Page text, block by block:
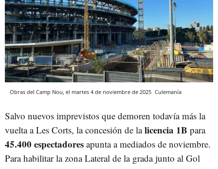
Obras del Camp Nou, el martes 4 de noviembre de 2025 Culemanía
Salvo nuevos imprevistos que demoren todavía más la
vuelta a Les Corts, la concesión de lalicencia 1B para
45.400 espectadores apunta a mediados de noviembre.
Para habilitar la zona Lateral de la grada junto al Gol